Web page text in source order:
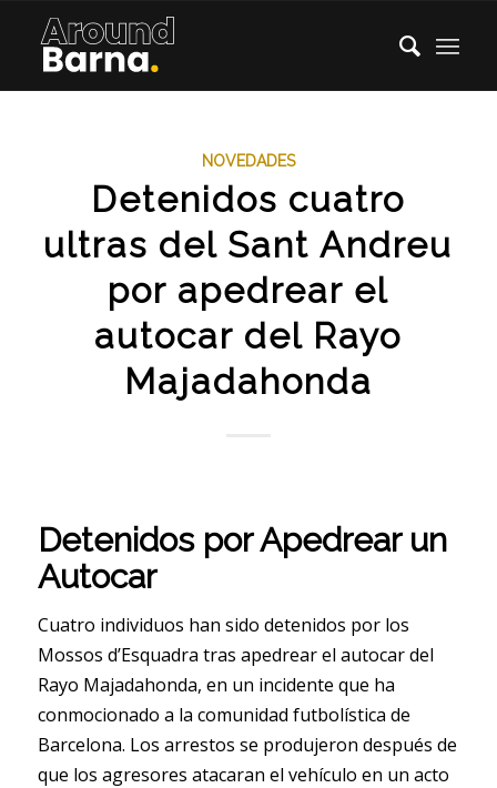
NOVEDADES
Detenidos cuatro
ultras del Sant Andreu
por apedrear el
autocar del Rayo
Majadahonda
Detenidos por Apedrear un
Autocar
Cuatro individuos han sido detenidos por los
Mossos d’Esquadra tras apedrear el autocar del
Rayo Majadahonda, en un incidente que ha
conmocionado a la comunidad futbolística de
Barcelona. Los arrestos se produjeron después de
que los agresores atacaran el vehículo en un acto